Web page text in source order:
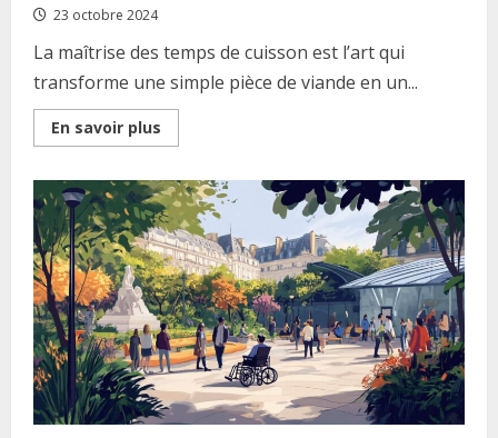
23 octobre 2024
La maîtrise des temps de cuisson est l’art qui
transforme une simple pièce de viande en un...
En savoir plus
more
temps
de
cuisson
des
viandes
:
Secrets
de
chef
pour
une
poelee
reussie